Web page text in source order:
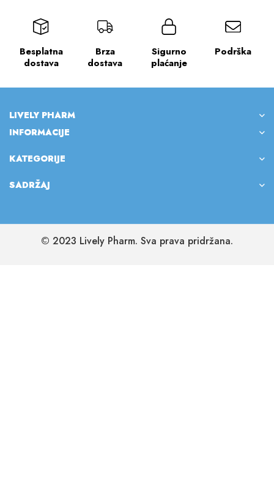
Besplatna
dostava
Brza
dostava
Sigurno
plaćanje
Podrška
LIVELY PHARM
INFORMACIJE
KATEGORIJE
SADRŽAJ
© 2023 Lively Pharm. Sva prava pridržana.